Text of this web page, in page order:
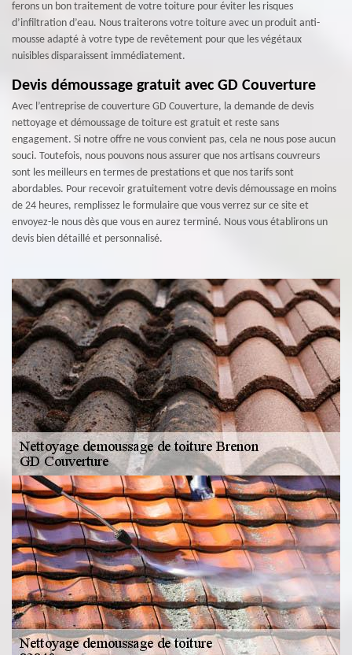
ferons un bon traitement de votre toiture pour éviter les risques
d’infiltration d’eau. Nous traiterons votre toiture avec un produit anti-
mousse adapté à votre type de revêtement pour que les végétaux
nuisibles disparaissent immédiatement.
Devis démoussage gratuit avec GD Couverture
Avec l’entreprise de couverture GD Couverture, la demande de devis
nettoyage et démoussage de toiture est gratuit et reste sans
engagement. Si notre offre ne vous convient pas, cela ne nous pose aucun
souci. Toutefois, nous pouvons nous assurer que nos artisans couvreurs
sont les meilleurs en termes de prestations et que nos tarifs sont
abordables. Pour recevoir gratuitement votre devis démoussage en moins
de 24 heures, remplissez le formulaire que vous verrez sur ce site et
envoyez-le nous dès que vous en aurez terminé. Nous vous établirons un
devis bien détaillé et personnalisé.